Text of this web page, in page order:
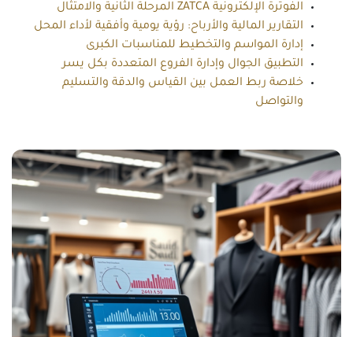
الفوترة الإلكترونية ZATCA المرحلة الثانية والامتثال
التقارير المالية والأرباح: رؤية يومية وأفقية لأداء المحل
إدارة المواسم والتخطيط للمناسبات الكبرى
التطبيق الجوال وإدارة الفروع المتعددة بكل يسر
خلاصة ربط العمل بين القياس والدقة والتسليم
والتواصل